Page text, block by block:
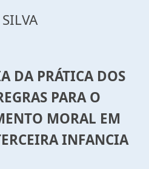
DA PRÁTICA DOS
PARA O
MORAL EM
INFANCIA